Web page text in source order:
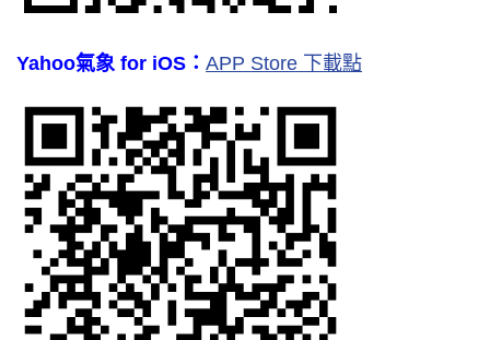
Yahoo氣象 for iOS： APP Store 下載點